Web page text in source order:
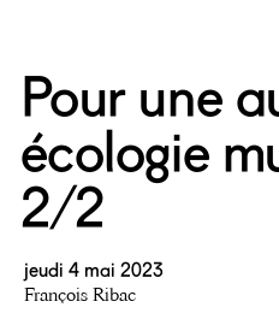
Pour une
écologie
2/2
jeudi 4 mai 2023
François Ribac